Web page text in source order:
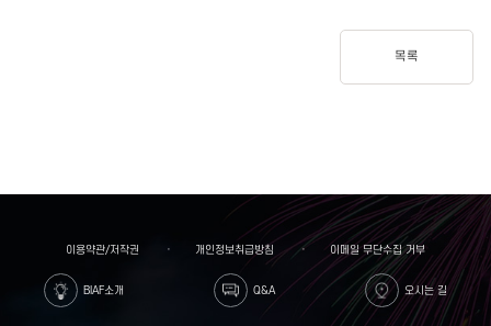
목록
이용약관/저작권 개인정보취급방침 이메일 무단수집 거부
BIAF소개 Q&A 오시는 길